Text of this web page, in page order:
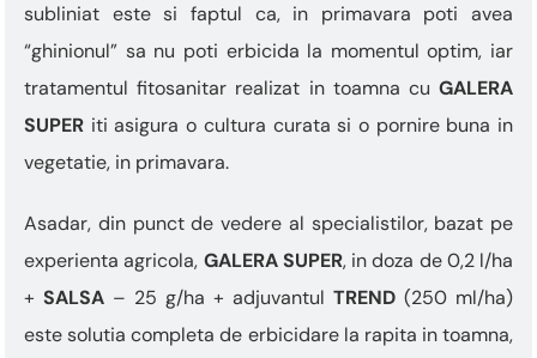
subliniat este si faptul ca, in primavara poti avea
“ghinionul” sa nu poti erbicida la momentul optim, iar
tratamentul fitosanitar realizat in toamna cu GALERA
SUPER iti asigura o cultura curata si o pornire buna in
vegetatie, in primavara.
Asadar, din punct de vedere al specialistilor, bazat pe
experienta agricola, GALERA SUPER, in doza de 0,2 l/ha
+ SALSA – 25 g/ha + adjuvantul TREND (250 ml/ha)
este solutia completa de erbicidare la rapita in toamna,